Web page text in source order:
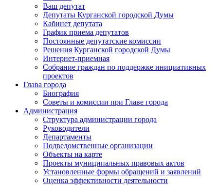
Ваш депутат
Депутаты Курганской городской Думы
Кабинет депутата
График приема депутатов
Постоянные депутатские комиссии
Решения Курганской городской Думы
Интернет-приемная
Собрание граждан по поддержке инициативных
проектов
Глава города
Биография
Советы и комиссии при Главе города
Администрация
Структура администрации города
Руководители
Департаменты
Подведомственные организации
Объекты на карте
Проекты муниципальных правовых актов
Установленные формы обращений и заявлений
Оценка эффективности деятельности